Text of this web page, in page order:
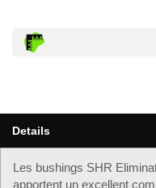
Details
Les bushings SHR
apportent un excellent